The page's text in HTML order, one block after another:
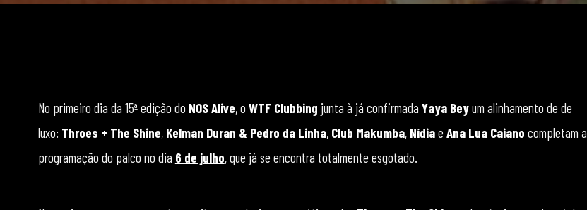
No primeiro dia da 15ª edição do NOS Alive, o WTF Clubbing junta à já confirmada Yaya Beyum alinhamento de de
luxo: Throes + The Shine, Kelman Duran & Pedro da Linha, Club Makumba, Nídiae Ana Lua Caiano completam a
programação do palco no dia 6 de julho, que já se encontra totalmente esgotado.